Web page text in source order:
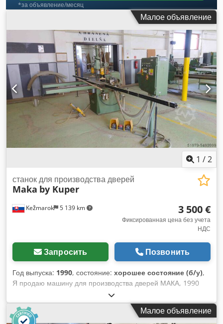
*за объявление/месяц
Малое объявление
1 /2
Kežmarok 5 139 km
станок для производства дверей
Maka by Kuper
3 500 €
Фиксированная цена без учета
НДС
Запросить Позвонить
Год выпуска: 1990, состояние: хорошее состояние (б/у),
Я продаю машину для производства дверей МАКА, 1990
год. Комбинированная осциллирующая могильно-
сверлильная машина. Dwjdpfx Amsgiwl Do Dea Доступна
немедленно
Малое объявление